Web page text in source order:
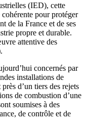
(IED), cette
pour protéger
de la France et de ses
propre et durable.
attentive des
concernés par
installations de
d’un tiers des rejets
de combustion d’une
soumises à des
de contrôle et de